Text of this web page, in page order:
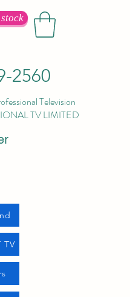
2560
Television
TV LIMITED
TV